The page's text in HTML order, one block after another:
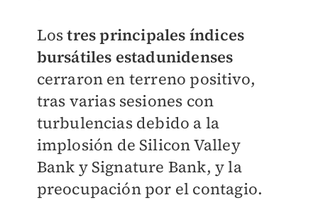
Lostres principales índices
bursátiles estadunidenses
cerraron en terreno positivo,
tras varias sesiones con
turbulencias debido a la
implosión de Silicon Valley
Bank y Signature Bank, y la
preocupación por el contagio.